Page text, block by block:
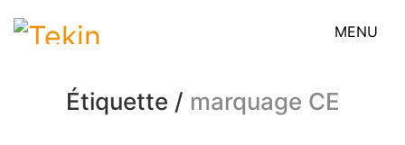
MENU
Étiquette / marquage CE